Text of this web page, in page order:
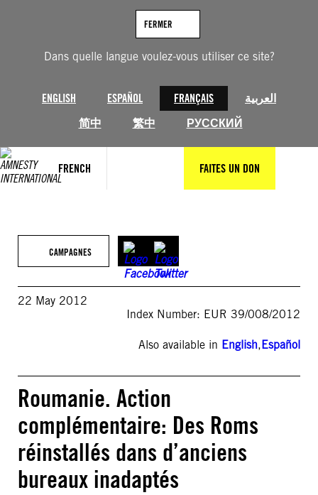
Dans quelle langue voulez-vous utiliser ce site?
ENGLISH ESPAÑOL FRANÇAIS
العربية
简中
繁中 РУССКИЙ
FERMER
FRENCH FAITES UN DON
CAMPAGNES
22 May 2012
Index Number: EUR 39/008/2012
Also available in English,Español
Roumanie. Action
complémentaire: Des Roms
réinstallés dans d’anciens
bureaux inadaptés